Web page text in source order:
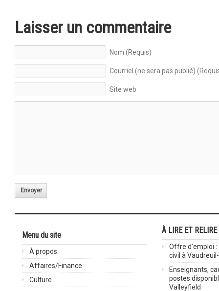
Laisser un commentaire
Nom (Requis)
Courriel (ne sera pas publié)
Site web
Envoyer
Menu du site
À propos
Affaires/Finance
Culture
À LIRE ET RELIRE
Offre d’emploi
civil à
Enseignants,
postes
Valleyfield